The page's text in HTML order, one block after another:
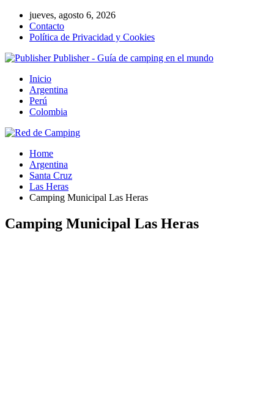
jueves, agosto 6, 2026
Contacto
Política de Privacidad y Cookies
Publisher - Guía de camping en el mundo
Inicio
Argentina
Perú
Colombia
Home
Argentina
Santa Cruz
Las Heras
Camping Municipal Las Heras
Camping Municipal Las Heras